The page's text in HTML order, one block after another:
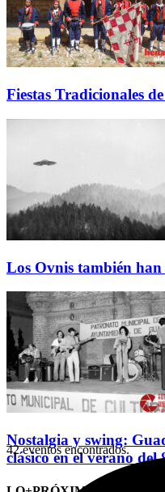
Fiestas Tradicionales
Los Ovnis también
Nostalgia y swing:
clásico en el verano del
42 eventos encontrados.